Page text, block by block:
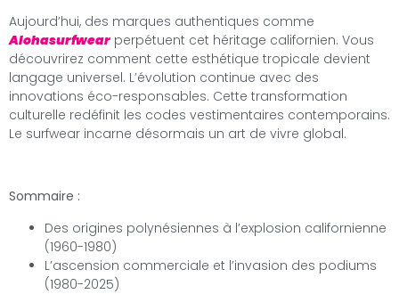
Aujourd’hui, des marques authentiques comme
Alohasurfwear perpétuent cet héritage californien. Vous
découvrirez comment cette esthétique tropicale devient
langage universel. L’évolution continue avec des
innovations éco-responsables. Cette transformation
culturelle redéfinit les codes vestimentaires contemporains.
Le surfwear incarne désormais un art de vivre global.
Sommaire :
Des origines polynésiennes à l’explosion californienne
(1960-1980)
L’ascension commerciale et l’invasion des podiums
(1980-2025)